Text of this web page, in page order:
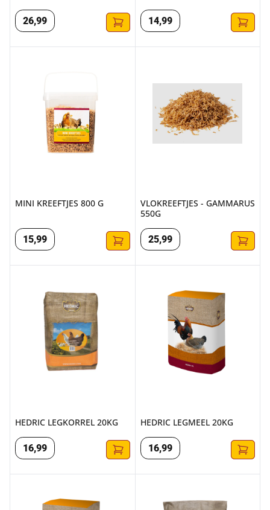
26,99 14,99
MINI KREEFTJES 800 G
15,99
VLOKREEFTJES - GAMMARUS
550G
25,99
HEDRIC LEGKORREL 20KG
16,99
HEDRIC LEGMEEL 20KG
16,99